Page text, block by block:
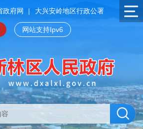
政府网 | 大兴安岭地区行政公署
网站支持Ipv6